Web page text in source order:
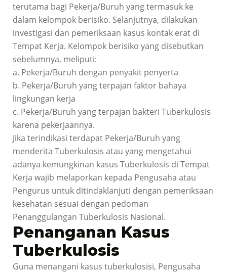
terutama bagi Pekerja/Buruh yang termasuk ke
dalam kelompok berisiko. Selanjutnya, dilakukan
investigasi dan pemeriksaan kasus kontak erat di
Tempat Kerja. Kelompok berisiko yang disebutkan
sebelumnya, meliputi:
a. Pekerja/Buruh dengan penyakit penyerta
b. Pekerja/Buruh yang terpajan faktor bahaya
lingkungan kerja
c. Pekerja/Buruh yang terpajan bakteri Tuberkulosis
karena pekerjaannya.
Jika terindikasi terdapat Pekerja/Buruh yang
menderita Tuberkulosis atau yang mengetahui
adanya kemungkinan kasus Tuberkulosis di Tempat
Kerja wajib melaporkan kepada Pengusaha atau
Pengurus untuk ditindaklanjuti dengan pemeriksaan
kesehatan sesuai dengan pedoman
Penanggulangan Tuberkulosis Nasional.
Penanganan Kasus
Tuberkulosis
Guna menangani kasus tuberkulosisi, Pengusaha